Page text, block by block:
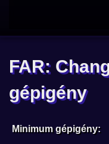
FAR:
gépigény
Minimum gépigény: